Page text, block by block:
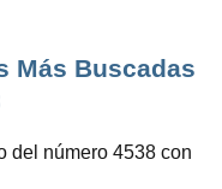
Más Buscadas
del número 4538 con